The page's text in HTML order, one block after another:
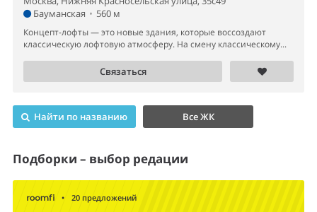
Бауманская • 560 м
Концепт-лофты — это новые здания, которые воссоздают
классическую лофтовую атмосферу. На смену классическому...
Связаться
Найти по названию Все ЖК
Подборки – выбор редации
• 20 предложений